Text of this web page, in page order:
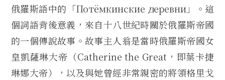
俄羅斯語中的「Потёмкинские деревни」。這
個詞語背後意義，來自十八世紀時關於俄羅斯帝國
的一個傳說故事。故事主人翁是當時俄羅斯帝國女
皇凱薩琳大帝（Catherine the Great，即葉卡捷
琳娜大帝），以及與她曾經非常親密的將領格里戈